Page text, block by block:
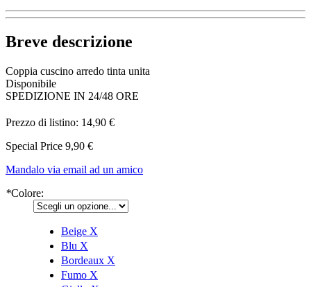
Breve descrizione
Coppia cuscino arredo tinta unita
Disponibile
SPEDIZIONE IN 24/48 ORE
Prezzo di listino: 14,90 €
Special Price 9,90 €
Mandalo via email ad un amico
*Colore:
Beige X
Blu X
Bordeaux X
Fumo X